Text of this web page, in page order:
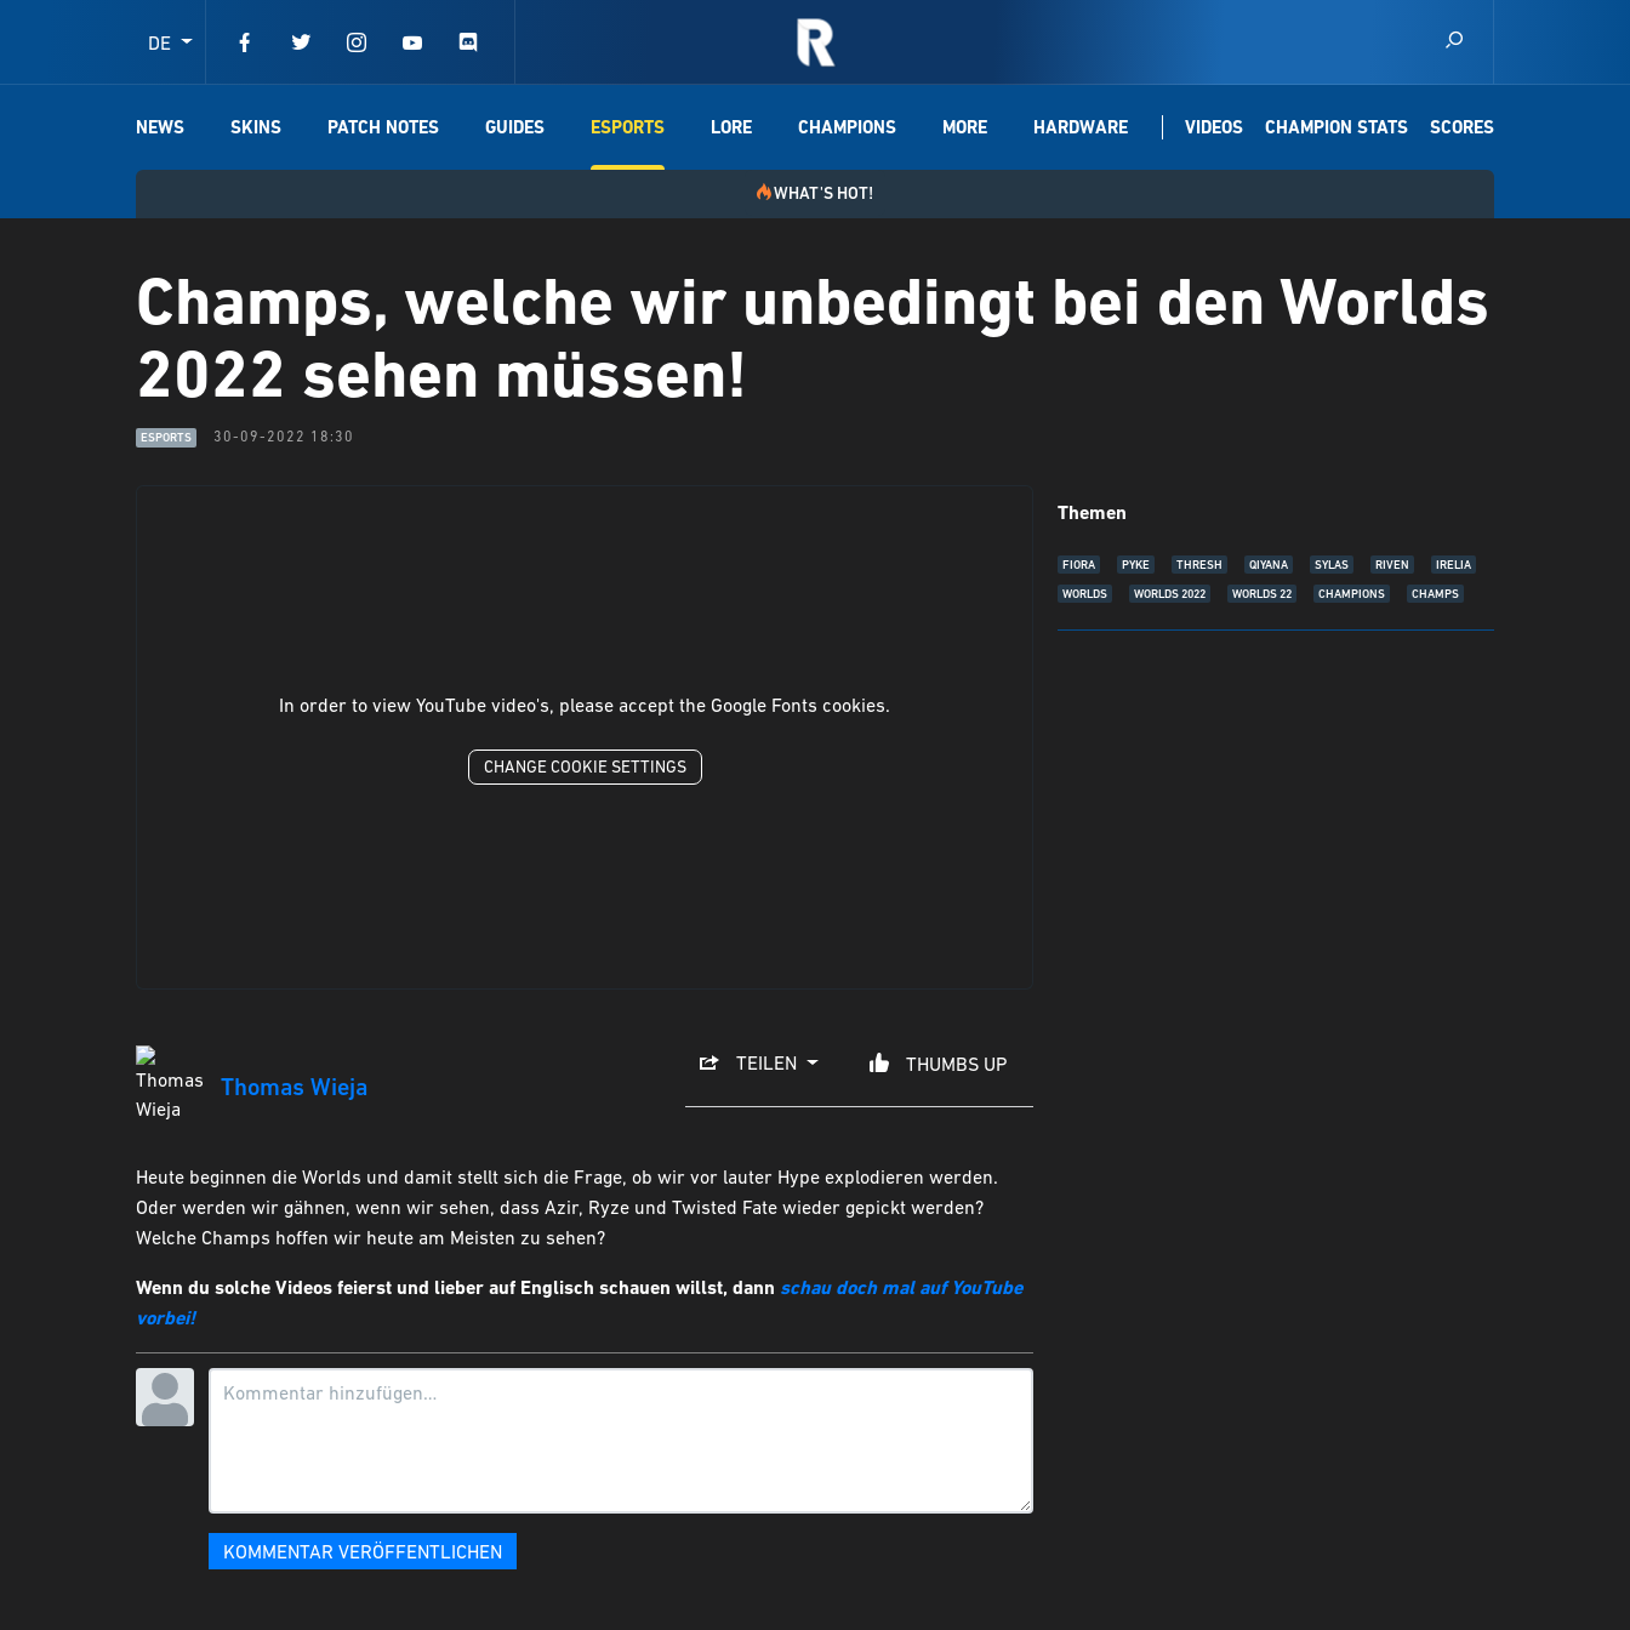
DE
NEWS SKINS PATCH NOTES GUIDES ESPORTS LORE CHAMPIONS MORE HARDWARE VIDEOS CHAMPION STATS SCORES
WHAT'S HOT!
Champs, welche wir unbedingt bei den Worlds
2022 sehen müssen!
ESPORTS 30-09-2022 18:30
In order to view YouTube video's, please accept the Google Fonts cookies.
CHANGE COOKIE SETTINGS
Thomas Wieja
TEILEN THUMBS UP
Heute beginnen die Worlds und damit stellt sich die Frage, ob wir vor lauter Hype explodieren werden.
Oder werden wir gähnen, wenn wir sehen, dass Azir, Ryze und Twisted Fate wieder gepickt werden?
Welche Champs hoffen wir heute am Meisten zu sehen?
Wenn du solche Videos feierst und lieber auf Englisch schauen willst, dann schau doch mal auf YouTube
vorbei!
KOMMENTAR VERÖFFENTLICHEN
Themen
FIORA PYKE THRESH QIYANA SYLAS RIVEN IRELIA
WORLDS WORLDS 2022 WORLDS 22 CHAMPIONS CHAMPS